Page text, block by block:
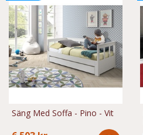
Säng Med Soffa - Pino - Vit